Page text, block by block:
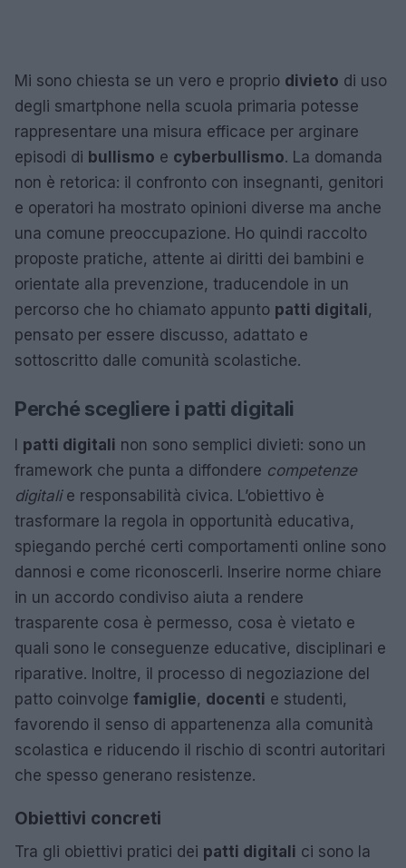
Mi sono chiesta se un vero e proprio divieto di uso
degli smartphone nella scuola primaria potesse
rappresentare una misura efficace per arginare
episodi di bullismo e cyberbullismo. La domanda
non è retorica: il confronto con insegnanti, genitori
e operatori ha mostrato opinioni diverse ma anche
una comune preoccupazione. Ho quindi raccolto
proposte pratiche, attente ai diritti dei bambini e
orientate alla prevenzione, traducendole in un
percorso che ho chiamato appunto patti digitali,
pensato per essere discusso, adattato e
sottoscritto dalle comunità scolastiche.
Perché scegliere i patti digitali
I patti digitali non sono semplici divieti: sono un
framework che punta a diffondere competenze
digitalie responsabilità civica. L’obiettivo è
trasformare la regola in opportunità educativa,
spiegando perché certi comportamenti online sono
dannosi e come riconoscerli. Inserire norme chiare
in un accordo condiviso aiuta a rendere
trasparente cosa è permesso, cosa è vietato e
quali sono le conseguenze educative, disciplinari e
riparative. Inoltre, il processo di negoziazione del
patto coinvolge famiglie, docenti e studenti,
favorendo il senso di appartenenza alla comunità
scolastica e riducendo il rischio di scontri autoritari
che spesso generano resistenze.
Obiettivi concreti
Tra gli obiettivi pratici dei patti digitali ci sono la